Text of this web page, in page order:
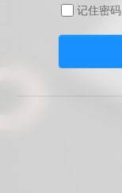
记住密码